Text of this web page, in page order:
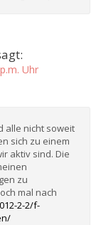
Uhr
alle nicht soweit
sich zu einem
aktiv sind. Die
zu
mal nach
2-2/f-